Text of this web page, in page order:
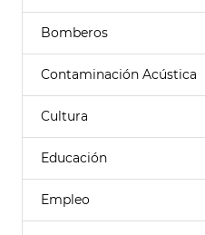
Bomberos
Contaminación Acústica
Cultura
Educación
Empleo